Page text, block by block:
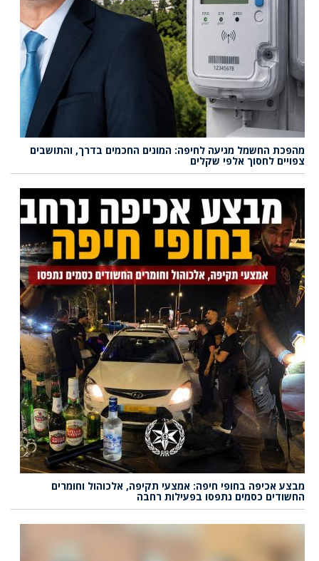
מהפכת החשמל מגיעה לחיפה: המונים החכמים בדרך, והתושבים
צפויים לחסוך אלפי שקלים
מבצע אכיפה בחופי חיפה: אמצעי תקיפה, אלכוהול וחומרים
החשודים כסמים נתפסו בפעילות רחבה